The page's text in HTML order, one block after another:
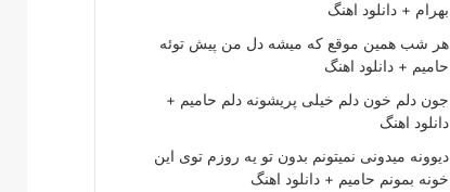
بهرام + دانلود اهنگ
هر شب همین موقع که میشه دل من پیش توئه
حامیم + دانلود اهنگ
جون دلم خون دلم خیلی پریشونه دلم حامیم +
دانلود اهنگ
دیوونه میدونی نمیتونم بدون تو یه روزم توی این
خونه بمونم حامیم + دانلود اهنگ